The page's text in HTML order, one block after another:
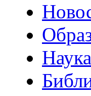
Наука